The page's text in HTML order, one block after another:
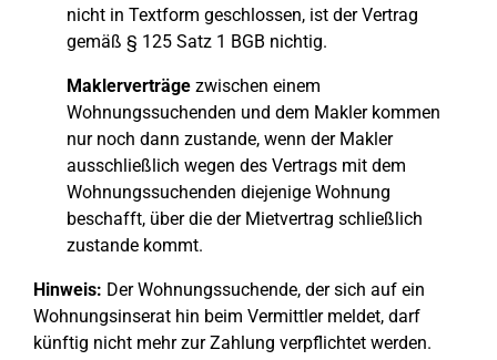
nicht in Textform geschlossen, ist der Vertrag
gemäß § 125 Satz 1 BGB nichtig.
Maklerverträge zwischen einem
Wohnungssuchenden und dem Makler kommen
nur noch dann zustande, wenn der Makler
ausschließlich wegen des Vertrags mit dem
Wohnungssuchenden diejenige Wohnung
beschafft, über die der Mietvertrag schließlich
zustande kommt.
Hinweis: Der Wohnungssuchende, der sich auf ein
Wohnungsinserat hin beim Vermittler meldet, darf
künftig nicht mehr zur Zahlung verpflichtet werden.